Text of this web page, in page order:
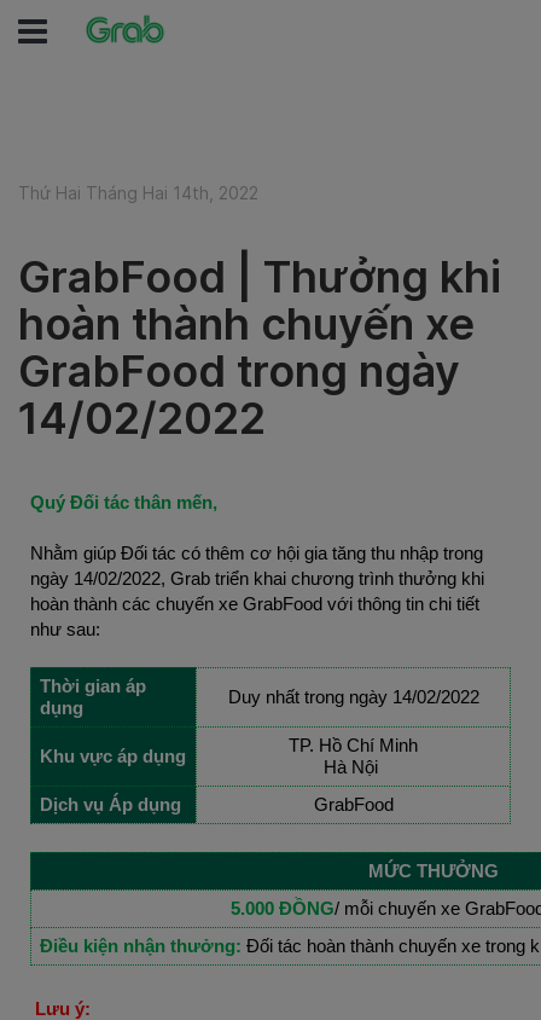
Thứ Hai Tháng Hai 14th, 2022
GrabFood | Thưởng khi
hoàn thành chuyến xe
GrabFood trong ngày
14/02/2022
Quý Đối tác thân mến,
Nhằm giúp Đối tác có thêm cơ hội gia tăng thu nhập trong
ngày 14/02/2022, Grab triển khai chương trình thưởng khi
hoàn thành các chuyến xe GrabFood với thông tin chi tiết
như sau:
Thời gian áp
dụng
Duy nhất trong ngày 14/02/2022
Khu vực áp dụng
TP. Hồ Chí Minh
Hà Nội
Dịch vụ Áp dụng
GrabFood
MỨC THƯỞNG
5.000 ĐỒNG/ mỗi chuyến xe
Điều kiện nhận thưởng: Đối tác hoàn thành chuyến xe trong
Lưu ý: